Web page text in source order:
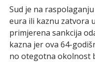
Sud je na
eura ili kaznu zatvora
primjerena sankcija
kazna jer ova 64-
no otegotna okolnost